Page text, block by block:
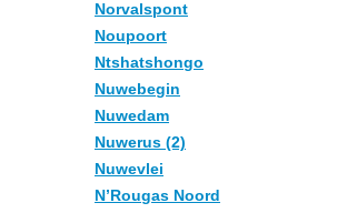
Norvalspont
Noupoort
Ntshatshongo
Nuwebegin
Nuwedam
Nuwerus (2)
Nuwevlei
N’Rougas Noord